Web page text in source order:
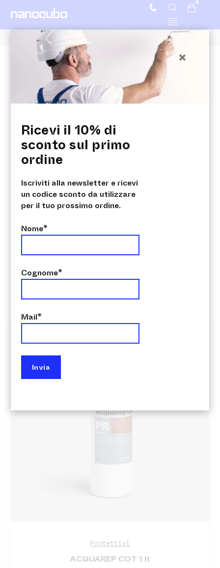
0
Ricevi il 10% di sconto sul primo ordine
Home/ Prodotti
Scopri la nostra gamma di prodotti
nanotecnologici ad alta prestazione per
l’edilizia.
Soluzioni smart e naturali per edifici
Sei un’IMPRESA o un PROFESSIONISTA?
Per le aziende
Protettivi
ACQUAREP COT 1 lt
Ricevi il 10% di
sconto sul primo
ordine
Iscriviti alla newsletter e ricevi
un codice sconto da utilizzare
per il tuo prossimo ordine.
Nome*
Cognome*
Mail*
×